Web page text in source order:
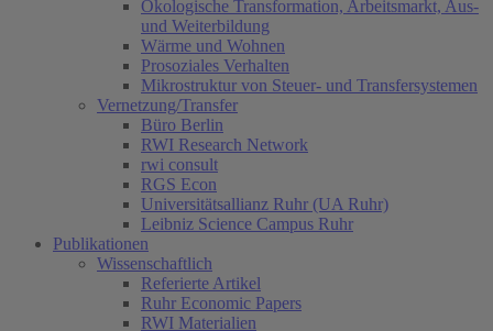
Ökologische Transformation, Arbeitsmarkt, Aus-
und Weiterbildung
Wärme und Wohnen
Prosoziales Verhalten
Mikrostruktur von Steuer- und Transfersystemen
Vernetzung/Transfer
Büro Berlin
RWI Research Network
rwi consult
RGS Econ
Universitätsallianz Ruhr (UA Ruhr)
Leibniz Science Campus Ruhr
Publikationen
Wissenschaftlich
Referierte Artikel
Ruhr Economic Papers
RWI Materialien